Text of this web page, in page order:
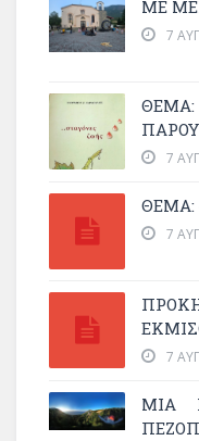
ΜΕ
7
7
ΘΕΜΑ:
7
7
ΜΙΑ